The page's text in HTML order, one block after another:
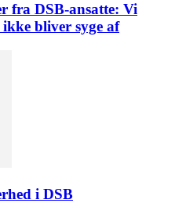
fra DSB-ansatte: Vi
bliver syge af
i DSB